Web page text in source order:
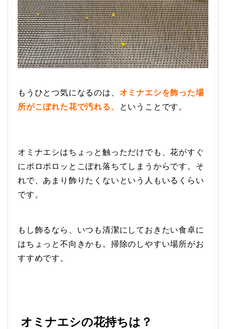
もうひとつ気になるのは、 オミナエシを飾った場
所がこぼれた花で汚れる、
ということです。
オミナエシはちょっと触っただけでも、花がすぐ
にポロポロッとこぼれ落ちてしまうからです。そ
れで、あまり飾りたくないという人もいるくらい
です。
もし飾るなら、いつも清潔にしておきたい食卓に
はちょっと不向きかも。掃除のしやすい場所がお
すすめです。
オミナエシの花持ちは？